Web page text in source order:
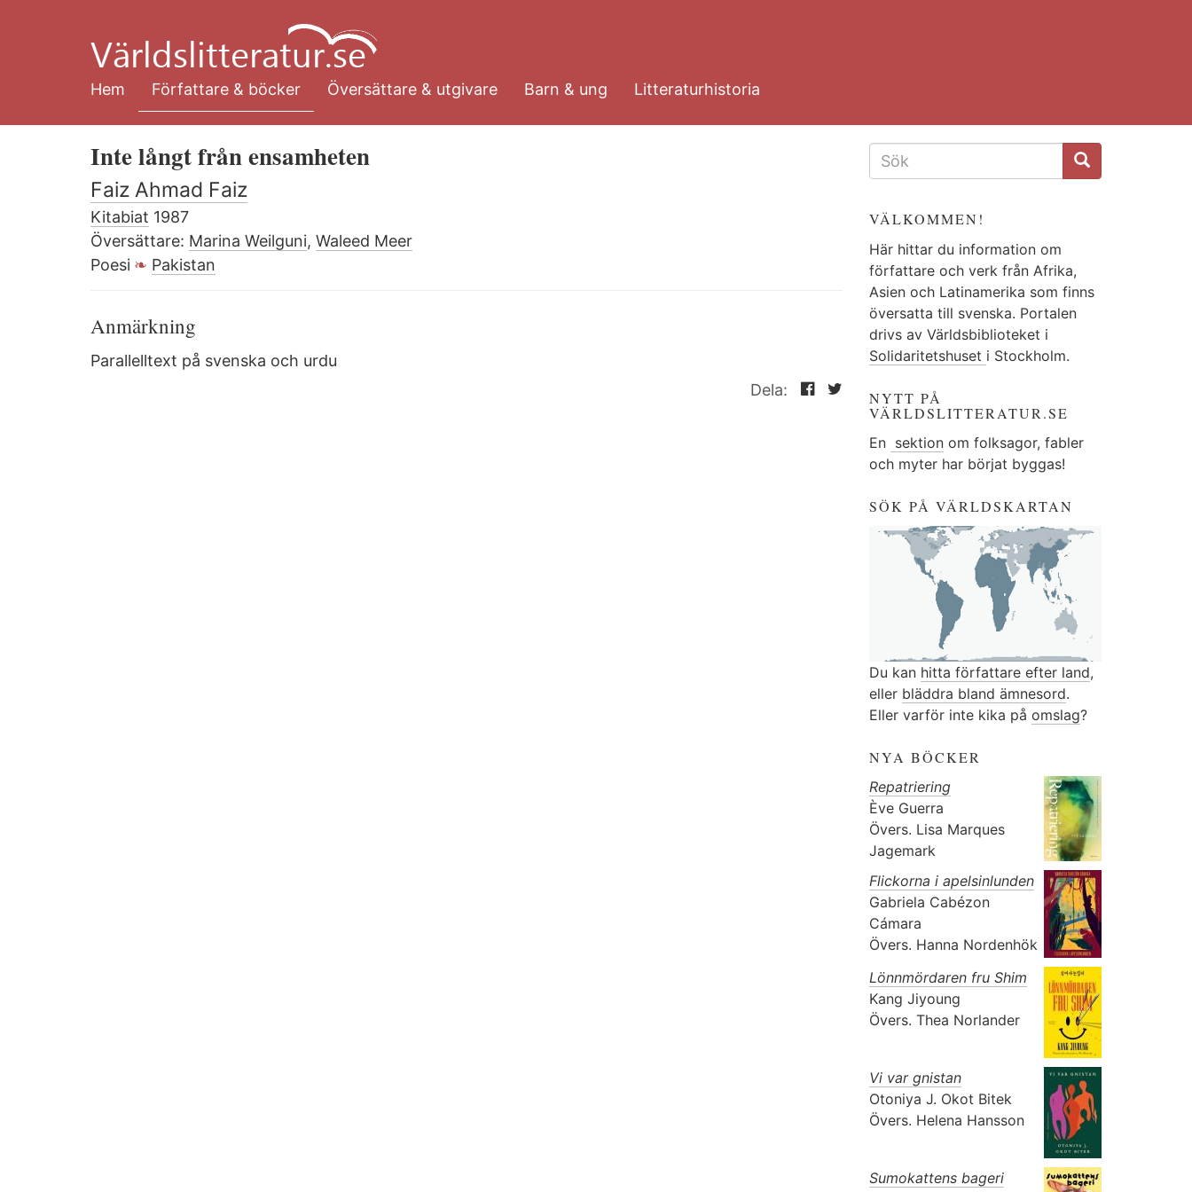
huvudinnehåll
Hem
Författare & böcker Översättare & utgivare Barn & ung Litteraturhistoria
Inte långt från ensamheten
Faiz Ahmad Faiz
Kitabiat 1987
Översättare: Marina Weilguni, Waleed Meer
Poesi
Pakistan
Anmärkning
Parallelltext på svenska och urdu
Dela:
SÖKFORMULÄR
VÄLKOMMEN!
Här hittar du information om
författare och verk från Afrika,
Asien och Latinamerika som finns
översatta till svenska. Portalen
drivs av Världsbiblioteket i
Solidaritetshuset i Stockholm.
NYTT PÅ
VÄRLDSLITTERATUR.SE
En sektionom folksagor, fabler
och myter har börjat byggas!
SÖK PÅ VÄRLDSKARTAN
Du kan hitta författare efter land,
eller bläddra bland ämnesord.
Eller varför inte kika på omslag?
NYA BÖCKER
Repatriering
Ève Guerra
Övers. Lisa Marques
Jagemark
Flickorna i apelsinlunden
Gabriela Cabézon
Cámara
Övers. Hanna Nordenhök
Lönnmördaren fru Shim
Kang Jiyoung
Övers. Thea Norlander
Vi var gnistan
Otoniya J. Okot Bitek
Övers. Helena Hansson
Sumokattens bageri